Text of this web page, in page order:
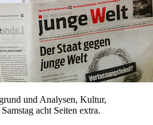
und Analysen, Kultur,
acht Seiten extra.